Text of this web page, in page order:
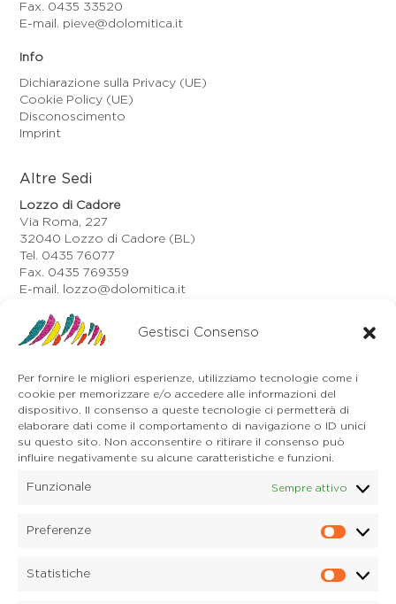
Gestisci Consenso
Per fornire le migliori esperienze, utilizziamo tecnologie come i
cookie per memorizzare e/o accedere alle informazioni del
dispositivo. Il consenso a queste tecnologie ci permetterà di
elaborare dati come il comportamento di navigazione o ID unici
su questo sito. Non acconsentire o ritirare il consenso può
influire negativamente su alcune caratteristiche e funzioni.
Funzionale Sempre attivo
Preferenze
Statistiche
Fax. 0435 33520
E-mail. pieve@dolomitica.it
Info
Dichiarazione sulla Privacy (UE)
Cookie Policy (UE)
Disconoscimento
Imprint
Altre Sedi
Lozzo di Cadore
Via Roma, 227
32040 Lozzo di Cadore (BL)
Tel. 0435 76077
Fax. 0435 769359
E-mail. lozzo@dolomitica.it
Auronzo di Cadore
Via Unione, 21/B
32041 Auronzo di Cadore (BL)
E-mail. auronzo@dolomitica.it
Cortina d'Ampezzo
32043 Cortina d'Ampezzo (BL)
Tel. 0436 4127
E-mail. pieve@dolomitica.it
S. Stefano di Cadore
32045 S. Stefano di Cadore - Comelico (BL)